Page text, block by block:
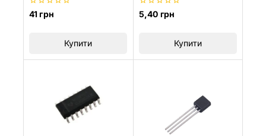
0
41грн
Купити
0
5,40 грн
Купити